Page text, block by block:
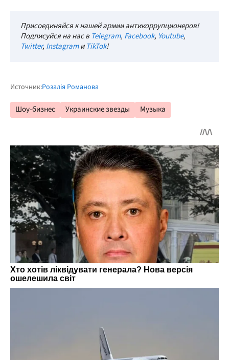
Присоединяйся к нашей армии антикоррупционеров!
Подписуйся на нас в Telegram, Facebook, Youtube,
Twitter, InstagramиTikTok!
Источник:Розалія Романова
Шоу-бизнес Украинские звезды Музыка